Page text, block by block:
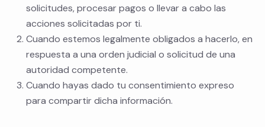
solicitudes, procesar pagos o llevar a cabo las
acciones solicitadas por ti.
Cuando estemos legalmente obligados a hacerlo, en
respuesta a una orden judicial o solicitud de una
autoridad competente.
Cuando hayas dado tu consentimiento expreso
para compartir dicha información.